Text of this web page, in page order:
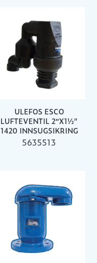
ULEFOS ESCO
LUFTEVENTIL 2″X1½”
1420 INNSUGSIKRING
5635513